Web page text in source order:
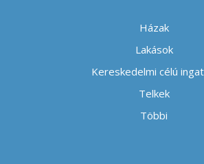
Házak
Lakások
Kereskedelmi célú
Telkek
Többi